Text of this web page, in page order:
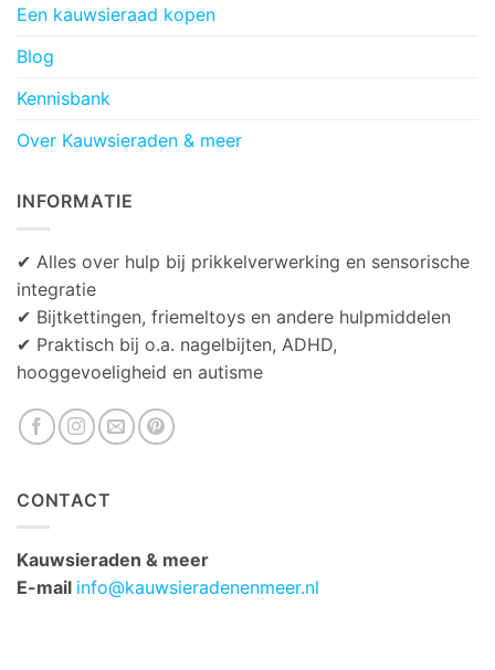
Een kauwsieraad kopen
Blog
Kennisbank
Over Kauwsieraden & meer
INFORMATIE
✔ Alles over hulp bij prikkelverwerking en sensorische
integratie
✔ Bijtkettingen, friemeltoys en andere hulpmiddelen
✔ Praktisch bij o.a. nagelbijten, ADHD,
hooggevoeligheid en autisme
CONTACT
Kauwsieraden & meer
E-mail info@kauwsieradenenmeer.nl